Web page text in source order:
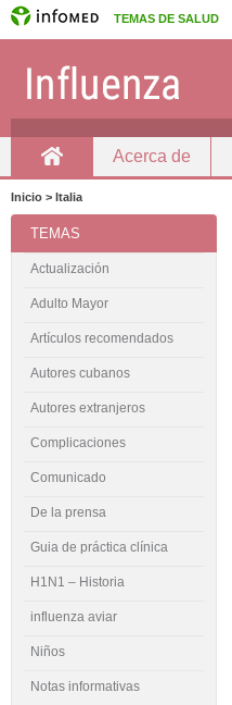
TEMAS DE SALUD
Acerca de
Inicio > Italia
TEMAS
Actualización
Adulto Mayor
Artículos recomendados
Autores cubanos
Autores extranjeros
Complicaciones
Comunicado
De la prensa
Guia de práctica clínica
H1N1 – Historia
influenza aviar
Niños
Notas informativas